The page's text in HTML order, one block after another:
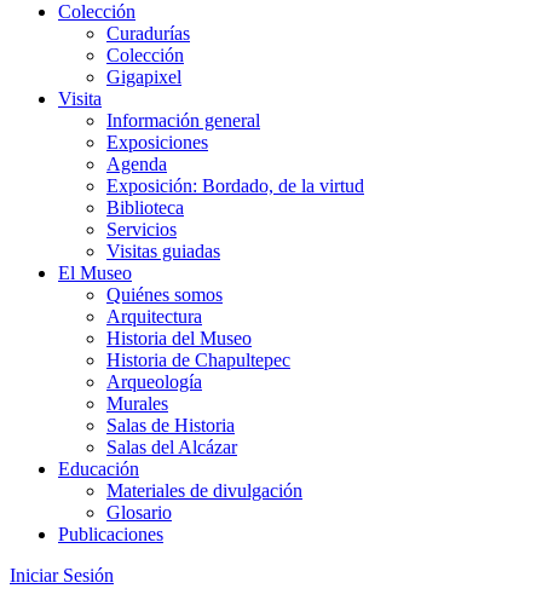
Colección
Curadurías
Colección
Gigapixel
Visita
Información general
Exposiciones
Agenda
Exposición: Bordado, de la virtud
Biblioteca
Servicios
Visitas guiadas
El Museo
Quiénes somos
Arquitectura
Historia del Museo
Historia de Chapultepec
Arqueología
Murales
Salas de Historia
Salas del Alcázar
Educación
Materiales de divulgación
Glosario
Publicaciones
Iniciar Sesión